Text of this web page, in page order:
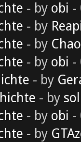
- by obi -
- by
- by
- by obi -
- by
- by
- by obi -
- by